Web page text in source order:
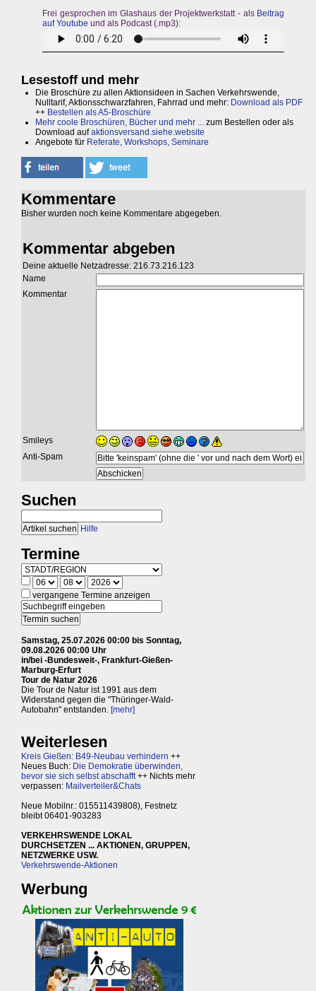
Frei gesprochen im Glashaus der Projektwerkstatt - als Beitrag
auf Youtube und als Podcast (.mp3):
Lesestoff und mehr
Die Broschüre zu allen Aktionsideen in Sachen Verkehrswende,
Nulltarif, Aktionsschwarzfahren, Fahrrad und mehr: Download als PDF
++ Bestellen als A5-Broschüre
Mehr coole Broschüren, Bücher und mehr ...
zum Bestellen oder als
Download aufaktionsversand.siehe.website
Angebote für Referate, Workshops, Seminare
Kommentare
Bisher wurden noch keine Kommentare abgegeben.
Kommentar abgeben
Deine aktuelle Netzadresse: 216.73.216.123
Name
Kommentar
Smileys
Anti-Spam
Suchen
Hilfe
Termine
vergangene Termine anzeigen
Samstag, 25.07.2026 00:00 bis Sonntag,
09.08.2026 00:00 Uhr
in/bei -Bundesweit-, Frankfurt-Gießen-
Marburg-Erfurt
Tour de Natur 2026
Die Tour de Natur ist 1991 aus dem
Widerstand gegen die "Thüringer-Wald-
Autobahn" entstanden. [mehr]
Weiterlesen
Kreis Gießen: B49-Neubau verhindern ++
Neues Buch: Die Demokratie überwinden,
bevor sie sich selbst abschafft++ Nichts mehr
verpassen: Mailverteiler&Chats
Neue Mobilnr.: 015511439808), Festnetz
bleibt 06401-903283
VERKEHRSWENDE LOKAL
DURCHSETZEN ... AKTIONEN, GRUPPEN,
NETZWERKE USW.
Verkehrswende-Aktionen
Werbung